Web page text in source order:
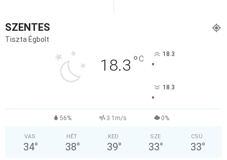
SZENTES
Tiszta Égbolt
18.3 °C 18.3
°
18.3
°
56% 3.1m/s 0%
VAS
34°
HÉT
38°
KED
39°
SZE
33°
CSÜ
33°